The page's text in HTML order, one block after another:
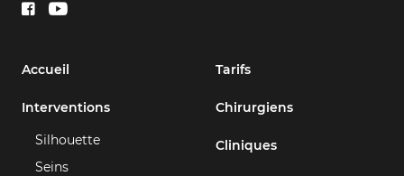
Accueil
Interventions
Silhouette
Seins
Tarifs
Chirurgiens
Cliniques